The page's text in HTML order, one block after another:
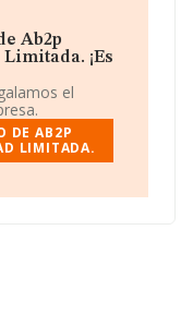
Sociedad
en Calle
Sevilla,
de los datos de
en el ámbito
de euros entre
Ab2p
¡Es
el
DE AB2P
LIMITADA.